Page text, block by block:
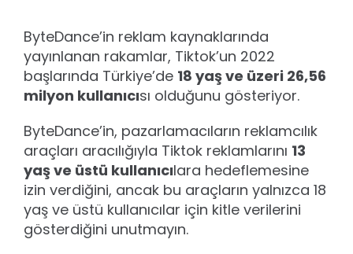
ByteDance’in reklam kaynaklarında
yayınlanan rakamlar, Tiktok’un 2022
başlarında Türkiye’de 18 yaş ve üzeri 26,56
milyon kullanıcısı olduğunu gösteriyor.
ByteDance’in, pazarlamacıların reklamcılık
araçları aracılığıyla Tiktok reklamlarını 13
yaş ve üstü kullanıcılara hedeflemesine
izin verdiğini, ancak bu araçların yalnızca 18
yaş ve üstü kullanıcılar için kitle verilerini
gösterdiğini unutmayın.